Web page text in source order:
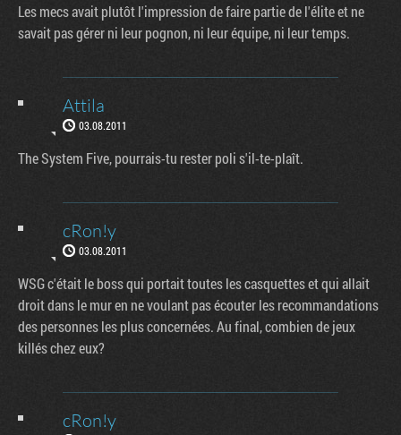
Les mecs avait plutôt l'impression de faire partie de l'élite et ne
savait pas gérer ni leur pognon, ni leur équipe, ni leur temps.
Attila
03.08.2011
The System Five, pourrais-tu rester poli s'il-te-plaît.
cRon!y
03.08.2011
WSG c'était le boss qui portait toutes les casquettes et qui allait
droit dans le mur en ne voulant pas écouter les recommandations
des personnes les plus concernées. Au final, combien de jeux
killés chez eux?
cRon!y